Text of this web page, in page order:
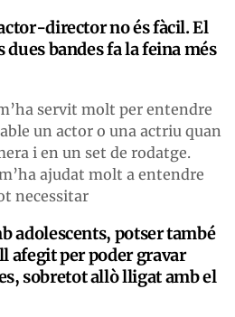
director no és fàcil. El
dues bandes fa la feina més
servit molt per entendre
un actor o una actriu quan
i en un set de rodatge.
ajudat molt a entendre
necessitar
adolescents, potser també
afegit per poder gravar
sobretot allò lligat amb el